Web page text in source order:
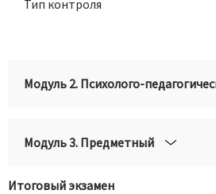
Тип контроля
Модуль 2. Психолого-
Модуль 3. Предметный
Итоговый экзамен